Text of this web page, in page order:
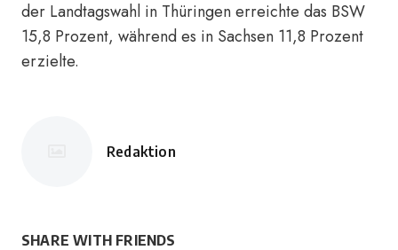
der Landtagswahl in Thüringen erreichte das BSW
15,8 Prozent, während es in Sachsen 11,8 Prozent
erzielte.
Posted
Redaktion
SHARE WITH FRIENDS